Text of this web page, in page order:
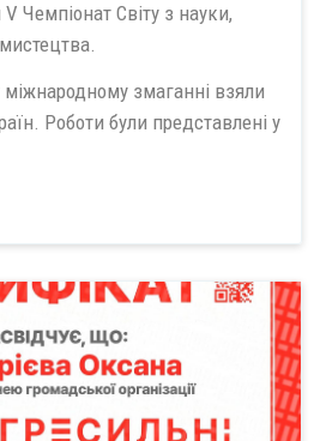
Чемпіонат Світу з науки,
змаганні взяли
Роботи були представлені у